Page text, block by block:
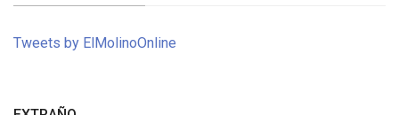
Tweets by ElMolinoOnline